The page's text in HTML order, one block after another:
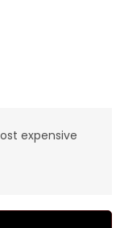
expensive